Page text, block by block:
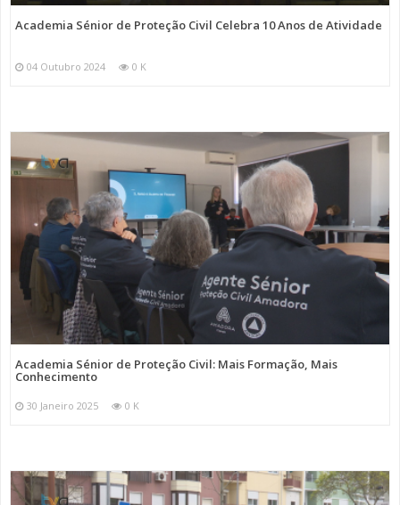
Academia Sénior de Proteção Civil Celebra 10 Anos de Atividade
04 Outubro 2024 0 K
Academia Sénior de Proteção Civil: Mais Formação, Mais
Conhecimento
30 Janeiro 2025 0 K